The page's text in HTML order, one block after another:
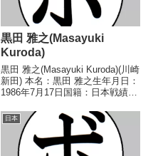
黒田 雅之(Masayuki
Kuroda)
黒田 雅之(Masayuki Kuroda)(川崎
新田) 本名：黒田 雅之生年月日：
1986年7月17日国籍：日本戦績：
イトル】2006年度全日本ライト
フライ級新人王2015年度フライ
級最強後楽園優...
日本